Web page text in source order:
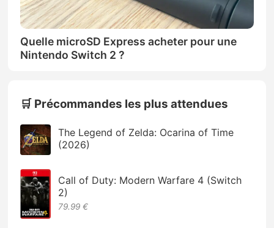
Quelle microSD Express acheter pour une
Nintendo Switch 2 ?
🛒 Précommandes les plus attendues
The Legend of Zelda: Ocarina of Time
(2026)
Call of Duty: Modern Warfare 4 (Switch
2)
79.99 €